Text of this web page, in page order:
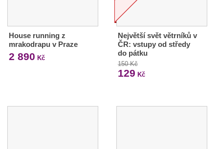
House running z
mrakodrapu v Praze
2 890 Kč
Největší svět větrníků v
ČR: vstupy od středy
do pátku
150 Kč
129 Kč